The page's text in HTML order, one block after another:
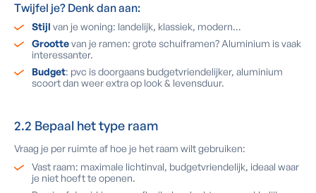
Twijfel je? Denk dan aan:
Stijl van je woning: landelijk, klassiek, modern…
Groottevan je ramen: grote schuiframen? Aluminium is vaak
interessanter.
Budget: pvc is doorgaans budgetvriendelijker, aluminium
scoort dan weer extra op look & levensduur.
2.2 Bepaal het type raam
Vraag je per ruimte af hoe je het raam wilt gebruiken:
Vast raam: maximale lichtinval, budgetvriendelijk, ideaal waar
je niet hoeft te openen.